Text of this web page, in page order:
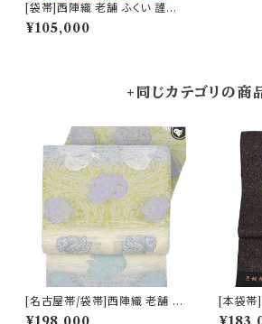
[袋帯]西陣織 老舗 ふくい 謹製
唐織錦 蜀江華文【ママ振袖/ママ
振り】正絹 日本製(商品番号:15
¥105,000
+同じカテゴリの商
[名古屋帯/袋帯]西陣織 老舗 京
藝 謹製 ヴィクトリア・デザイン
[本袋帯
房たな